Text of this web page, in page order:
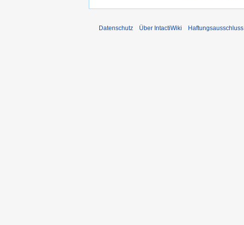
Datenschutz Über IntactiWiki Haftungsausschluss